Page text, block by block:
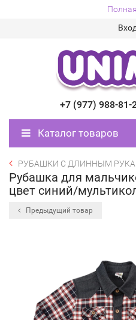
Вход
+7 (977) 988-81-
Каталог товаров
РУБАШКИ С ДЛИННЫМ
Рубашка для
цвет синий/
Предыдущий товар